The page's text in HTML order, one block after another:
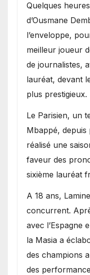
Quelques
d’Ousmane
l’enveloppe,
meilleur joueur
de journalistes,
lauréat, devant
plus prestigieux.
Le Parisien, un
Mbappé, depuis
réalisé une
faveur des
sixième lauréat
A 18 ans,
concurrent.
avec l’Espagne
la Masia a
des champions
des